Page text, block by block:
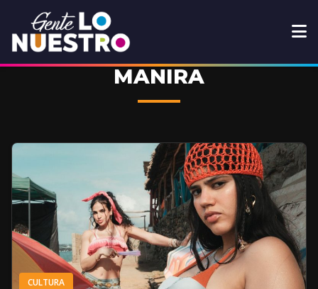
MANIRA
CULTURA